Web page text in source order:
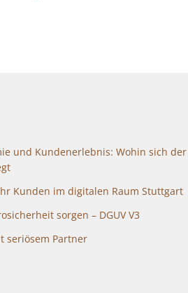
und Kundenerlebnis: Wohin sich der
Kunden im digitalen Raum Stuttgart
sorgen – DGUV V3
seriösem Partner